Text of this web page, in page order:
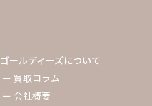
ゴールディーズについて
ー 買取コラム
ー 会社概要